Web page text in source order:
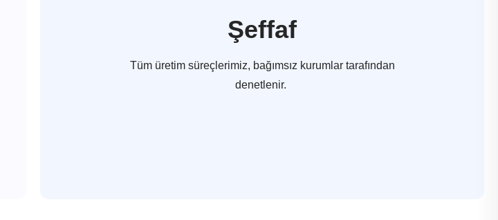
Şeffaf
Tüm üretim süreçlerimiz, bağımsız kurumlar tarafından
denetlenir.